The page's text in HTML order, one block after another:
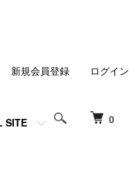
0
SITE
新規会員登録 ログイン